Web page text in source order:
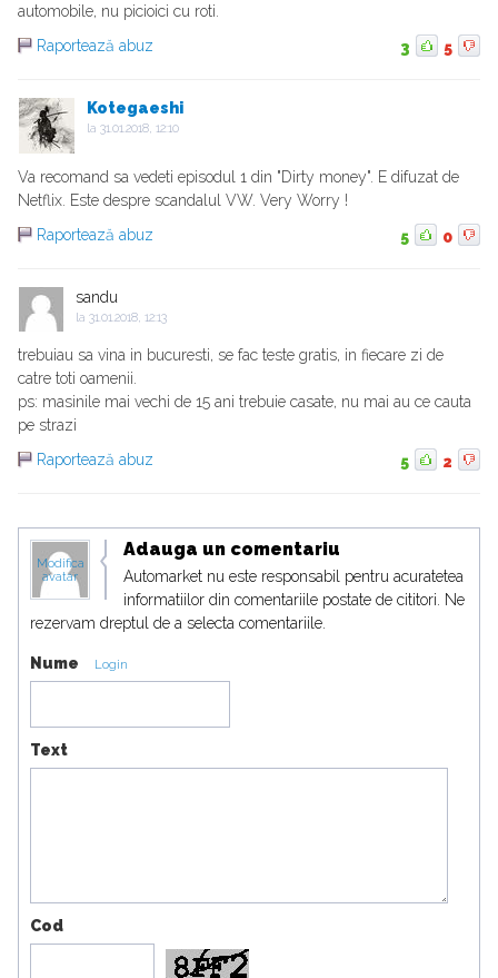
automobile, nu picioici cu roti.
Raportează abuz
3 5
Kotegaeshi
la 31.01.2018, 12:10
Va recomand sa vedeti episodul 1 din "Dirty money". E difuzat de
Netflix. Este despre scandalul VW. Very Worry !
Raportează abuz
5 0
sandu
la 31.01.2018, 12:13
trebuiau sa vina in bucuresti, se fac teste gratis, in fiecare zi de
catre toti oamenii.
ps: masinile mai vechi de 15 ani trebuie casate, nu mai au ce cauta
pe strazi
Raportează abuz
5 2
Modifica
avatar
Adauga un comentariu
Automarket nu este responsabil pentru acuratetea
informatiilor din comentariile postate de cititori. Ne
rezervam dreptul de a selecta comentariile.
Nume Login
Text
Cod